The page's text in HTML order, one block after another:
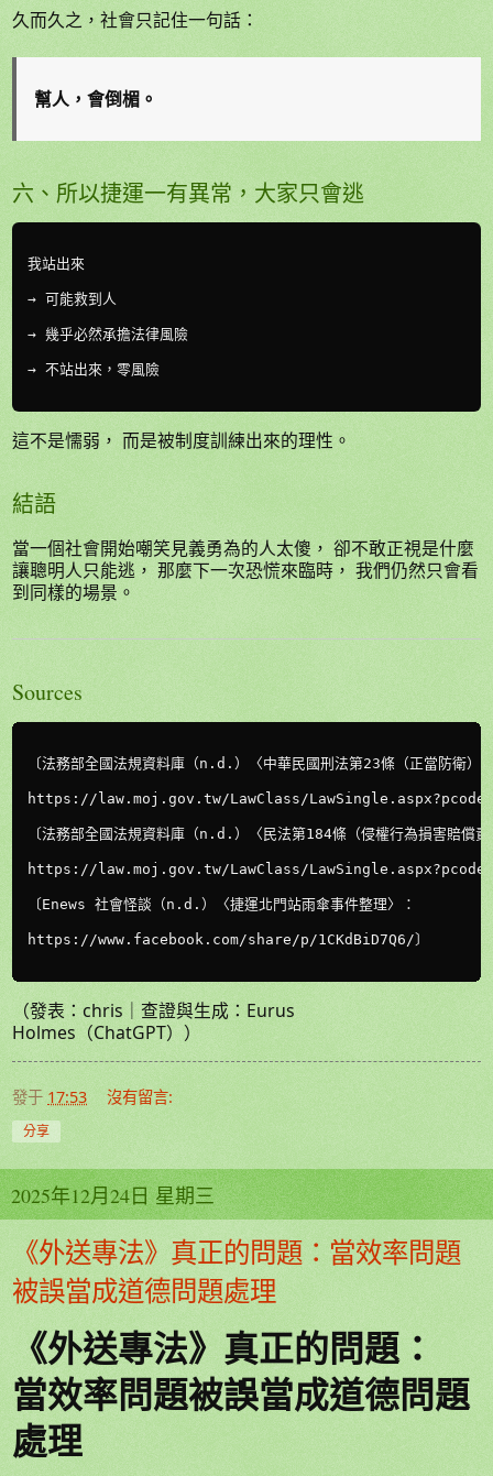
久而久之，社會只記住一句話：
幫人，會倒楣。
六、所以捷運一有異常，大家只會逃
我站出來
→ 可能救到人
→ 幾乎必然承擔法律風險
→ 不站出來，零風險
這不是懦弱， 而是被制度訓練出來的理性。
結語
當一個社會開始嘲笑見義勇為的人太傻， 卻不敢正視是什麼
讓聰明人只能逃， 那麼下一次恐慌來臨時， 我們仍然只會看
到同樣的場景。
Sources
〔法務部全國法規資料庫（n.d.）〈中華民國刑法第23條（正當防衛）
https://law.moj.gov.tw/LawClass/
〔法務部全國法規資料庫（n.d.）〈民法第184條（侵權行為損害賠償責
https://law.moj.gov.tw/LawClass/
〔Enews 社會怪談（n.d.）〈捷運北門站雨傘事件整理〉：
https://www.facebook.com/share/p/1CKdBiD7Q6/〕
（發表：chris｜查證與生成：Eurus
Holmes（ChatGPT））
發于 17:53 沒有留言:
分享
2025年12月24日 星期三
《外送專法》真正的問題：當效率問題
被誤當成道德問題處理
《外送專法》真正的問題：
當效率問題被誤當成道德問題
處理